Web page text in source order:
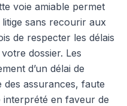
voie amiable permet
sans recourir aux
de respecter les délais
dossier. Les
d’un délai de
assurances, faute
en faveur de